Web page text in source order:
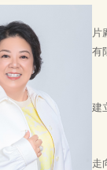
片
有
建
走